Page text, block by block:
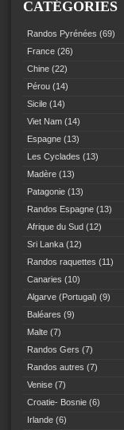
CATÉGORIES
Randos Pyrénées (69)
France (26)
Chine (22)
Pérou (14)
Sicile (14)
Viet Nam (14)
Espagne (13)
Les Cyclades (13)
Madère (13)
Patagonie (13)
Randos Espagne (13)
Afrique du Sud (12)
Sri Lanka (12)
Randos raquettes (11)
Canaries (10)
Algarve (Portugal) (9)
Baléares (9)
Malte (7)
Randos Gers (7)
Randos autres (7)
Venise (7)
Croatie- Bosnie (6)
Irlande (6)